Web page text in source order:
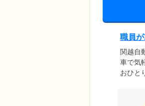
職員
関越自
車で気
おひと
いる